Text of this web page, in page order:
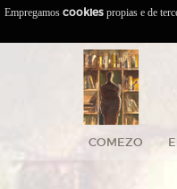
COMEZO
Empregamos cookies propias e de